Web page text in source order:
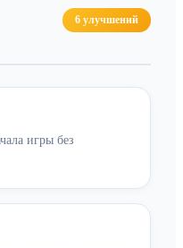
6 улучшений
игры без